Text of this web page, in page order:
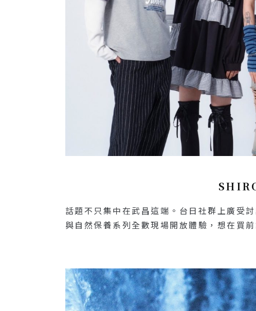
話題不只集中在武昌這端。台日社群上廣受
與自然保養系列全數現場開放體驗，想在買